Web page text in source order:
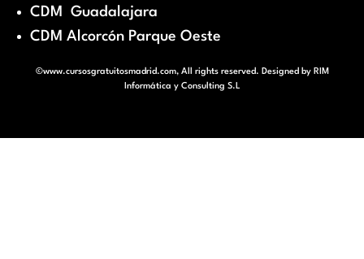
CDM Guadalajara
CDM Alcorcón Parque Oeste
©www.cursosgratuitosmadrid.com, All rights reserved. Designed by RIM
Informática y Consulting S.L